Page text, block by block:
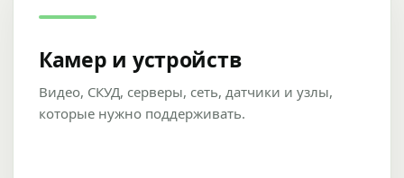
Камер и устройств
Видео, СКУД, серверы, сеть, датчики и узлы,
которые нужно поддерживать.